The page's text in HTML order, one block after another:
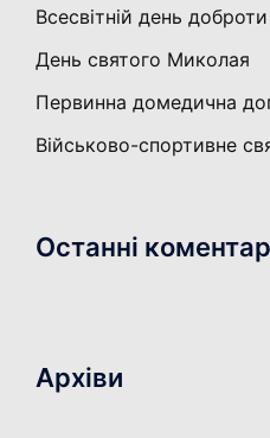
Всесвітній день доброти
День святого Миколая
Первинна домедична
Військово-спортивне
Останні
Архіви